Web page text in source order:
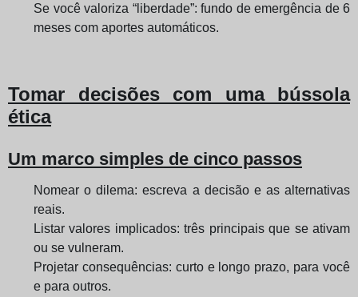
Se você valoriza “liberdade”: fundo de emergência de 6
meses com aportes automáticos.
Tomar decisões com uma bússola
ética
Um marco simples de cinco passos
Nomear o dilema: escreva a decisão e as alternativas
reais.
Listar valores implicados: três principais que se ativam
ou se vulneram.
Projetar consequências: curto e longo prazo, para você
e para outros.